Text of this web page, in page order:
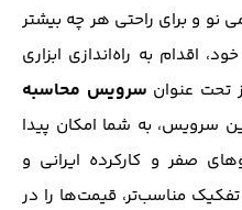
نو و برای راحتی هر چه بیشتر
اقدام به راه‌اندازی ابزاری
تحت عنوان سرویس محاسبه
سرویس، به شما امکان پیدا
صفر و کارکرده ایرانی و
مناسب‌تر، قیمت‌ها را در